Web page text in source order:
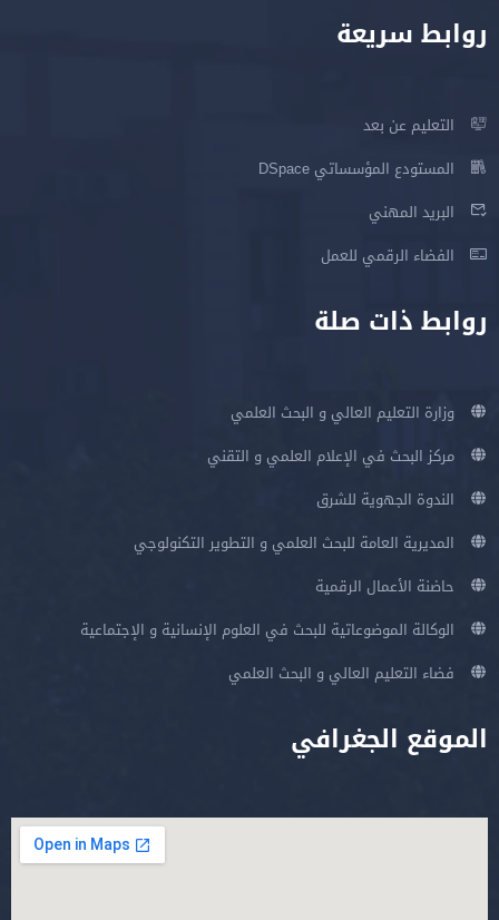
روابط سريعة
التعليم عن بعد
المستودع المؤسساتي DSpace
البريد المهني
الفضاء الرقمي للعمل
روابط ذات صلة
وزارة التعليم العالي و البحث العلمي
مركز البحث في الإعلام العلمي و التقني
الندوة الجهوية للشرق
المديرية العامة للبحث العلمي و التطوير التكنولوجي
حاضنة الأعمال الرقمية
الوكالة الموضوعاتية للبحث في العلوم الإنسانية و الإجتماعية
فضاء التعليم العالي و البحث العلمي
الموقع الجغرافي